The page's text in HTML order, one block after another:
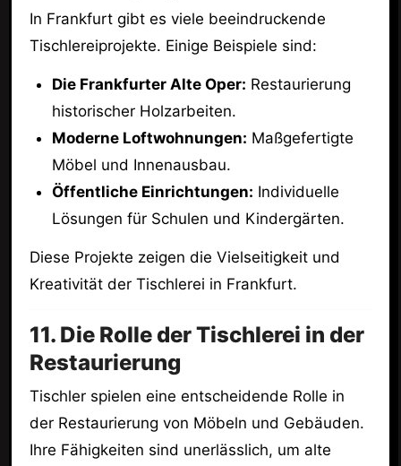
In Frankfurt gibt es viele beeindruckende
Tischlereiprojekte. Einige Beispiele sind:
Die Frankfurter Alte Oper: Restaurierung
historischer Holzarbeiten.
Moderne Loftwohnungen: Maßgefertigte
Möbel und Innenausbau.
Öffentliche Einrichtungen: Individuelle
Lösungen für Schulen und Kindergärten.
Diese Projekte zeigen die Vielseitigkeit und
Kreativität der Tischlerei in Frankfurt.
11. Die Rolle der Tischlerei in der
Restaurierung
Tischler spielen eine entscheidende Rolle in
der Restaurierung von Möbeln und Gebäuden.
Ihre Fähigkeiten sind unerlässlich, um alte